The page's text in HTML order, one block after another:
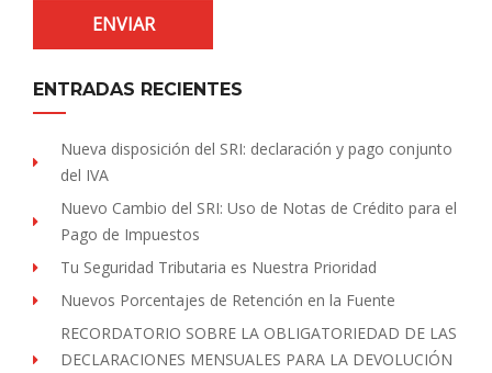
ENTRADAS RECIENTES
Nueva disposición del SRI: declaración y pago conjunto
del IVA
Nuevo Cambio del SRI: Uso de Notas de Crédito para el
Pago de Impuestos
Tu Seguridad Tributaria es Nuestra Prioridad
Nuevos Porcentajes de Retención en la Fuente
RECORDATORIO SOBRE LA OBLIGATORIEDAD DE LAS
DECLARACIONES MENSUALES PARA LA DEVOLUCIÓN